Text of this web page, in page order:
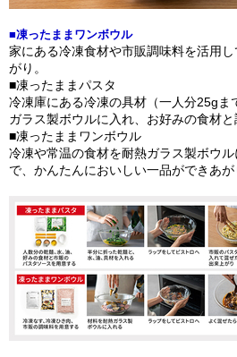
■凍ったままワンボウル
家にある冷凍食材や市販調味料を活用
がり。
■凍ったままパスタ
冷凍庫にある冷凍の具材（一人分25gま
ガラス製ボウルに入れ、お好みの食材と
■凍ったままワンボウル
冷凍や常温の食材を耐熱ガラス製ボウ
で、かんたんにおいしい一品ができあが